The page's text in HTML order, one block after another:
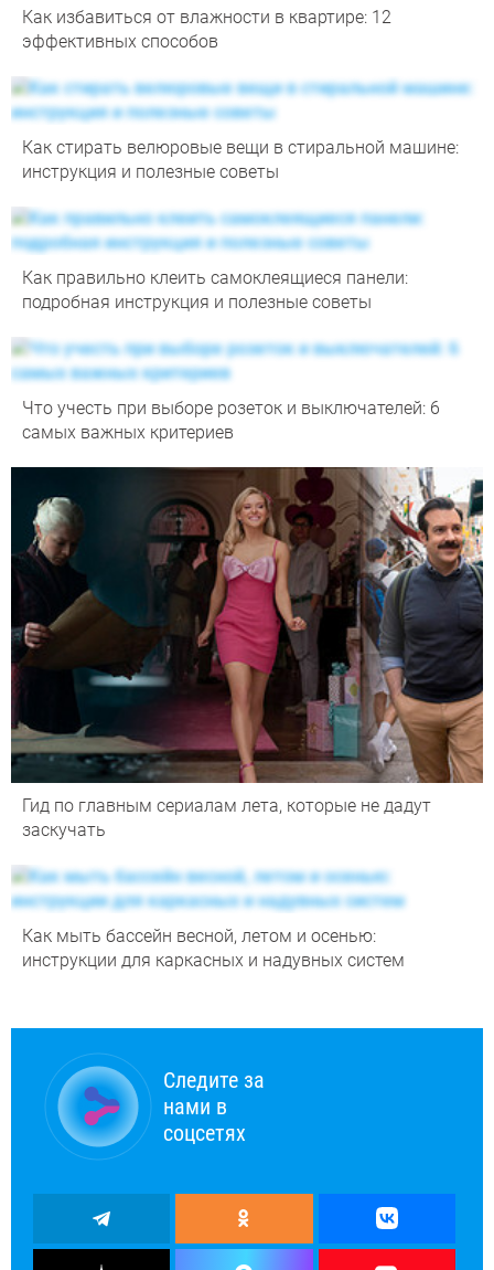
Как избавиться от влажности в квартире: 12
эффективных способов
Как стирать велюровые вещи в стиральной машине:
инструкция и полезные советы
Как правильно клеить самоклеящиеся панели:
подробная инструкция и полезные советы
Что учесть при выборе розеток и выключателей: 6
самых важных критериев
Гид по главным сериалам лета, которые не дадут
заскучать
Как мыть бассейн весной, летом и осенью:
инструкции для каркасных и надувных систем
Следите за
нами в
соцсетях